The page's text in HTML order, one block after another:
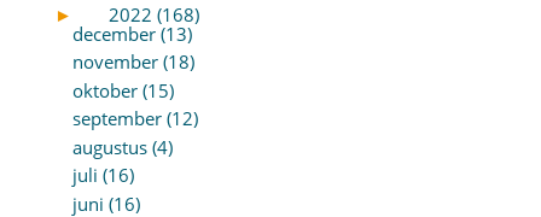
►
2022 (168)
december (13)
november (18)
oktober (15)
september (12)
augustus (4)
juli (16)
juni (16)